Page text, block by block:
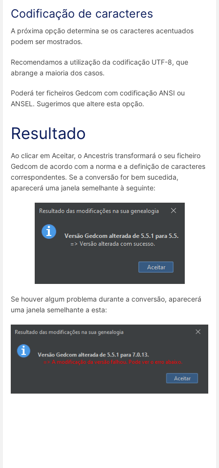
Codificação de caracteres
A próxima opção determina se os caracteres acentuados
podem ser mostrados.
Recomendamos a utilização da codificação UTF-8, que
abrange a maioria dos casos.
Poderá ter ficheiros Gedcom com codificação ANSI ou
ANSEL. Sugerimos que altere esta opção.
Resultado
Ao clicar em Aceitar, o Ancestris transformará o seu ficheiro
Gedcom de acordo com a norma e a definição de caracteres
correspondentes. Se a conversão for bem sucedida,
aparecerá uma janela semelhante à seguinte:
Se houver algum problema durante a conversão, aparecerá
uma janela semelhante a esta: